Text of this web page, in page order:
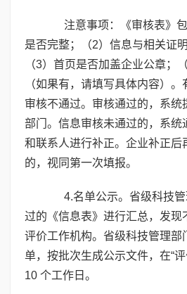
注意事项：《审核表》包
是否完整；（2）信息与相关证
（3）首页是否加盖企业公章；
（如果有，请填写具体内容）
审核不通过。审核通过的，系统
部门。信息审核未通过的，系统
和联系人进行补正。企业补正后
的，视同第一次填报。
4.名单公示。省级科技管
过的《信息表》进行汇总，发现
评价工作机构。省级科技管理部
单，按批次生成公示文件，在“
10 个工作日。